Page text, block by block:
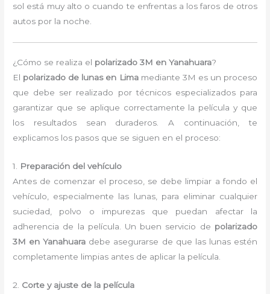
sol está muy alto o cuando te enfrentas a los faros de otros
autos por la noche.
¿Cómo se realiza el polarizado 3M en Yanahuara?
El polarizado de lunas en Limamediante 3M es un proceso
que debe ser realizado por técnicos especializados para
garantizar que se aplique correctamente la película y que
los resultados sean duraderos. A continuación, te
explicamos los pasos que se siguen en el proceso:
1.
Preparación del vehículo
Antes de comenzar el proceso, se debe limpiar a fondo el
vehículo, especialmente las lunas, para eliminar cualquier
suciedad, polvo o impurezas que puedan afectar la
adherencia de la película. Un buen servicio de polarizado
3M en Yanahuara debe asegurarse de que las lunas estén
completamente limpias antes de aplicar la película.
2. Corte y ajuste de la película